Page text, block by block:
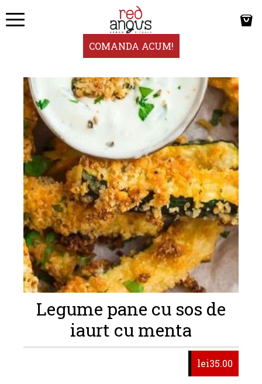
COMANDA ACUM!
Legume pane cu sos de
iaurt cu menta
lei35.00